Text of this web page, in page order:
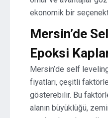
ekonomik bir
Mersin’de
Epoksi
Mersin’de self
fiyatları, çeşitli
gösterebilir. Bu
alanın büyüklüğü,